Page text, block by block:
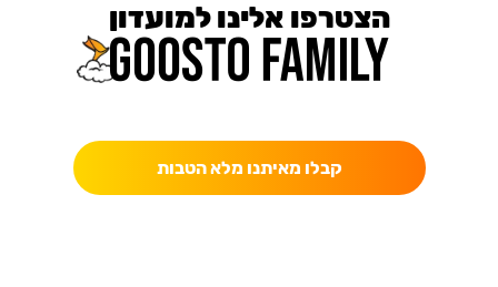
הצטרפו אלינו למועדון
קבלו מאיתנו מלא הטבות